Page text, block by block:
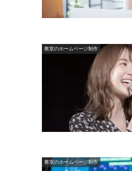
教室のホームページ制作
教室のホームページ制作